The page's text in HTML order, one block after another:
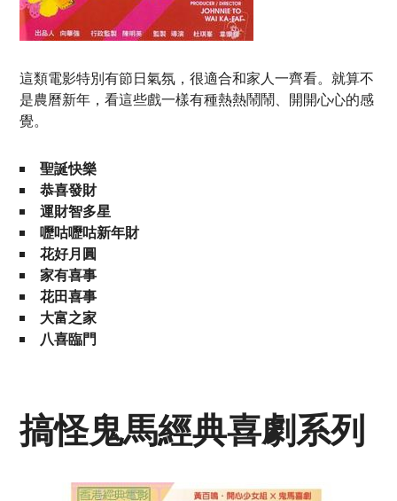
這類電影特別有節日氣氛，很適合和家人一齊看。就算不
是農曆新年，看這些戲一樣有種熱熱鬧鬧、開開心心的感
覺。
聖誕快樂
恭喜發財
運財智多星
嚦咕嚦咕新年財
花好月圓
家有喜事
花田喜事
大富之家
八喜臨門
搞怪鬼馬經典喜劇系列